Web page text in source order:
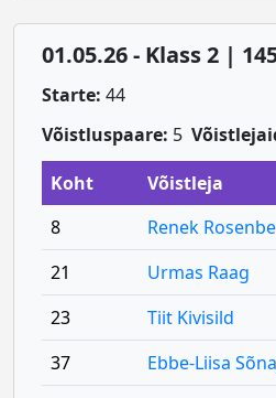
01.05.26 - Klass 2 |
Starte: 44
Võistluspaare: 5
Koht
Võistleja
8
Renek
21
Urmas Raag
23
Tiit Kivisild
37
Ebbe-Liisa